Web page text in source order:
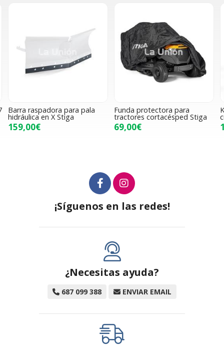
pala Funda protectora para
tractores cortacésped Stiga
69,00€
Kit de mulching (tapón y
cuchillas) 84 cm Stiga
124,00€
¡Síguenos en las redes!
¿Necesitas ayuda?
687 099 388 ENVIAR EMAIL